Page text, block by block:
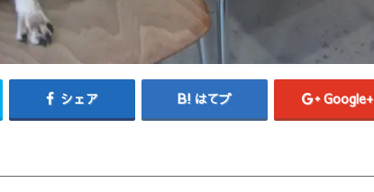
シェア はてブ Google+